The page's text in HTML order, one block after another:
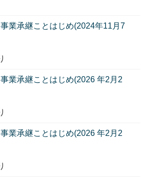
業承継ことはじめ(2024年11月7
業承継ことはじめ(2026 年2月2
業承継ことはじめ(2026 年2月2